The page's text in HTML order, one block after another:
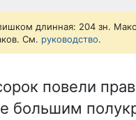
длинная: 204 зн.
См. руководство.
повели
большим